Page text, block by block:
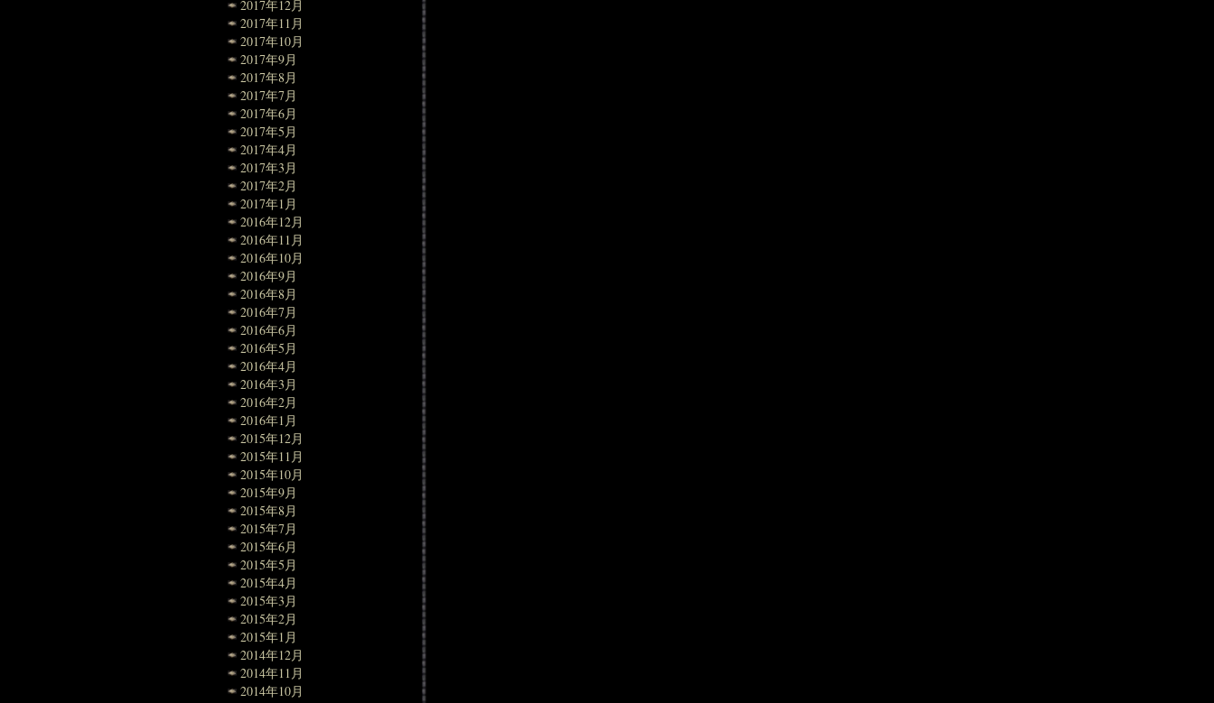
2017年12月
2017年11月
2017年10月
2017年9月
2017年8月
2017年7月
2017年6月
2017年5月
2017年4月
2017年3月
2017年2月
2017年1月
2016年12月
2016年11月
2016年10月
2016年9月
2016年8月
2016年7月
2016年6月
2016年5月
2016年4月
2016年3月
2016年2月
2016年1月
2015年12月
2015年11月
2015年10月
2015年9月
2015年8月
2015年7月
2015年6月
2015年5月
2015年4月
2015年3月
2015年2月
2015年1月
2014年12月
2014年11月
2014年10月